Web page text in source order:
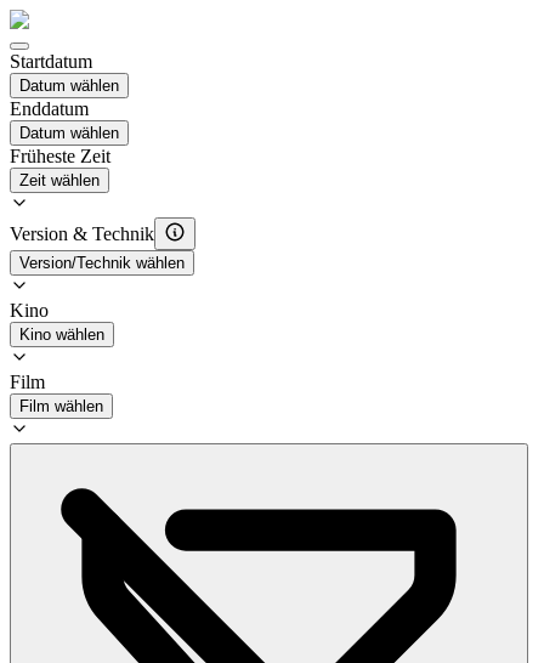
Startdatum
Datum wählen
Enddatum
Datum wählen
Früheste Zeit
Zeit wählen
Version & Technik
Version/Technik wählen
Kino
Kino wählen
Film
Film wählen